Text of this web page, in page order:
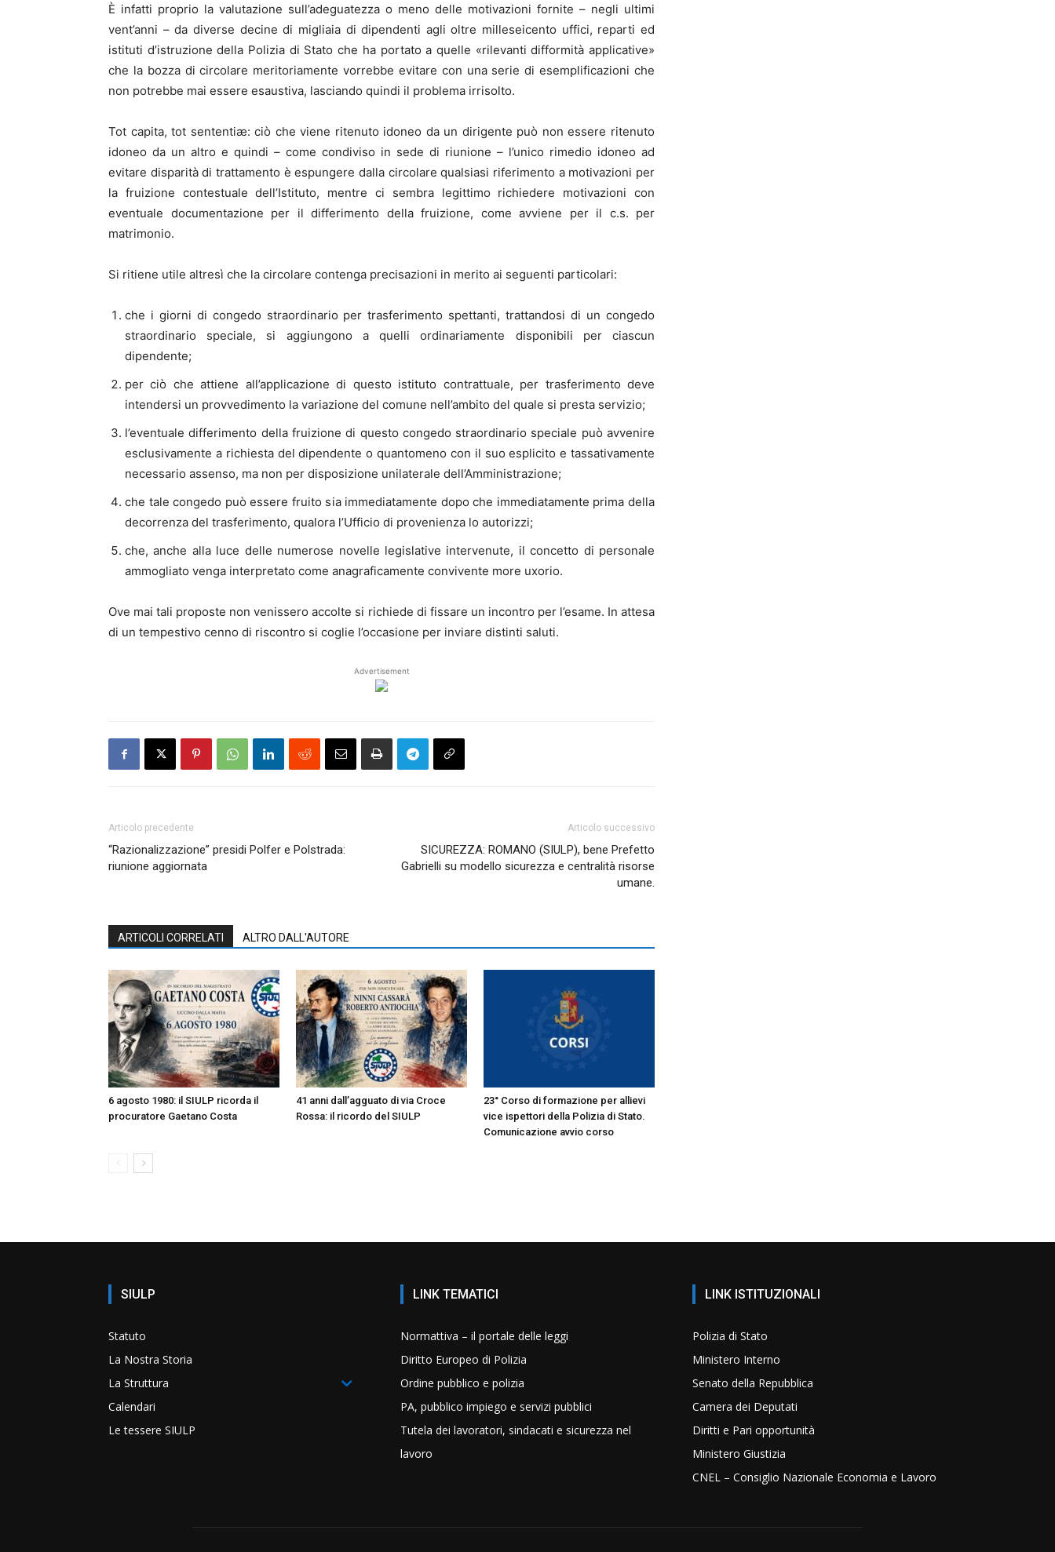
È infatti proprio la valutazione sull’adeguatezza o meno delle motivazioni fornite – negli ultimi
vent’anni – da diverse decine di migliaia di dipendenti agli oltre milleseicento uffici, reparti ed
istituti d’istruzione della Polizia di Stato che ha portato a quelle «rilevanti difformità applicative»
che la bozza di circolare meritoriamente vorrebbe evitare con una serie di esemplificazioni che
non potrebbe mai essere esaustiva, lasciando quindi il problema irrisolto.
Tot capita, tot sententiæ: ciò che viene ritenuto idoneo da un dirigente può non essere ritenuto
idoneo da un altro e quindi – come condiviso in sede di riunione – l’unico rimedio idoneo ad
evitare disparità di trattamento è espungere dalla circolare qualsiasi riferimento a motivazioni per
la fruizione contestuale dell’Istituto, mentre ci sembra legittimo richiedere motivazioni con
eventuale documentazione per il differimento della fruizione, come avviene per il c.s. per
matrimonio.
Si ritiene utile altresì che la circolare contenga precisazioni in merito ai seguenti particolari:
che i giorni di congedo straordinario per trasferimento spettanti, trattandosi di un congedo
straordinario speciale, si aggiungono a quelli ordinariamente disponibili per ciascun
dipendente;
per ciò che attiene all’applicazione di questo istituto contrattuale, per trasferimento deve
intendersi un provvedimento la variazione del comune nell’ambito del quale si presta servizio;
l’eventuale differimento della fruizione di questo congedo straordinario speciale può avvenire
esclusivamente a richiesta del dipendente o quantomeno con il suo esplicito e tassativamente
necessario assenso, ma non per disposizione unilaterale dell’Amministrazione;
che tale congedo può essere fruito sia immediatamente dopo che immediatamente prima della
decorrenza del trasferimento, qualora l’Ufficio di provenienza lo autorizzi;
che, anche alla luce delle numerose novelle legislative intervenute, il concetto di personale
ammogliato venga interpretato come anagraficamente convivente more uxorio.
Ove mai tali proposte non venissero accolte si richiede di fissare un incontro per l’esame. In attesa
di un tempestivo cenno di riscontro si coglie l’occasione per inviare distinti saluti.
Advertisement
Articolo precedente
“Razionalizzazione” presidi Polfer e Polstrada:
riunione aggiornata
Articolo successivo
SICUREZZA: ROMANO (SIULP), bene Prefetto
Gabrielli su modello sicurezza e centralità risorse
umane.
ARTICOLI CORRELATI ALTRO DALL'AUTORE
6 agosto 1980: il SIULP ricorda il
procuratore Gaetano Costa
41 anni dall’agguato di via Croce
Rossa: il ricordo del SIULP
23° Corso di formazione per allievi
vice ispettori della Polizia di Stato.
Comunicazione avvio corso
SIULP
Statuto
La Nostra Storia
La Struttura
Calendari
Le tessere SIULP
LINK TEMATICI
Normattiva – il portale delle leggi
Diritto Europeo di Polizia
Ordine pubblico e polizia
PA, pubblico impiego e servizi pubblici
Tutela dei lavoratori, sindacati e sicurezza nel
lavoro
LINK ISTITUZIONALI
Polizia di Stato
Ministero Interno
Senato della Repubblica
Camera dei Deputati
Diritti e Pari opportunità
Ministero Giustizia
CNEL – Consiglio Nazionale Economia e Lavoro